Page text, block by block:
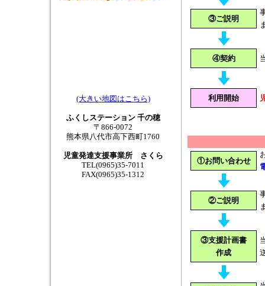
(大きい地図はこちら)
ふくしステーション 千の穂
〒866-0072
熊本県八代市高下西町1760
児童発達支援事業所 さくら
TEL(0965)35-7011
FAX(0965)35-1312
③ご説明
④契約
利用開始
①お問い合わせ
②ご説明
③支援計画書
作成